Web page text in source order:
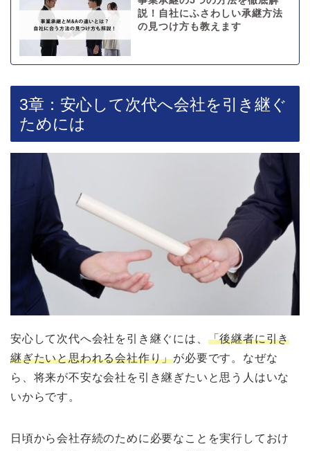
説！自社にふさわしい承継方法
の見つけ方も教えます
3章：安心して次代へ会社を引き継ぐ
ためには
安心して次代へ会社を引き継ぐには、 「後継者に引き
継ぎたいと思われる会社作り」が必要です。なぜな
ら、将来が不安な会社を引き継ぎたいと思う人はいな
いからです。
日頃から会社存続のために必要なことを実行しておけ